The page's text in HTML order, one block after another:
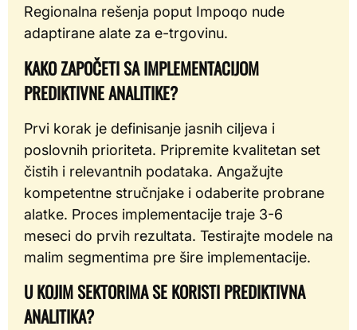
Regionalna rešenja poput Impoqo nude
adaptirane alate za e-trgovinu.
KAKO ZAPOČETI SA IMPLEMENTACIJOM
PREDIKTIVNE ANALITIKE?
Prvi korak je definisanje jasnih ciljeva i
poslovnih prioriteta. Pripremite kvalitetan set
čistih i relevantnih podataka. Angažujte
kompetentne stručnjake i odaberite probrane
alatke. Proces implementacije traje 3-6
meseci do prvih rezultata. Testirajte modele na
malim segmentima pre šire implementacije.
U KOJIM SEKTORIMA SE KORISTI PREDIKTIVNA
ANALITIKA?